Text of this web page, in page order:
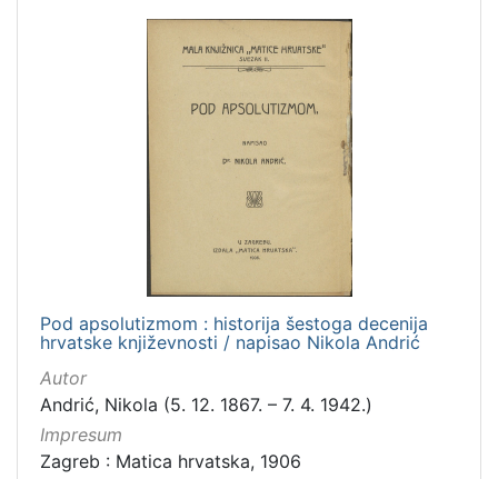
Pod apsolutizmom : historija šestoga decenija
hrvatske književnosti / napisao Nikola Andrić
Autor
Andrić, Nikola (5. 12. 1867. – 7. 4. 1942.)
Impresum
Zagreb : Matica hrvatska, 1906